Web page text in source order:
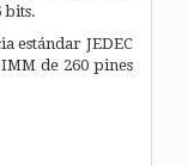
bits.
estándar JEDEC
de 260 pines